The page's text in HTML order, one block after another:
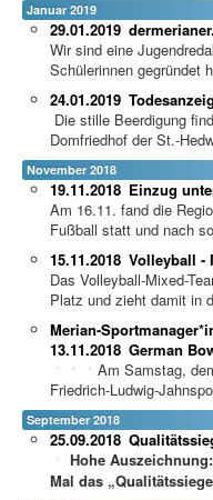
Januar 2019
29.01.2019
Wir sind eine
Schülerinnen gegründet
24.01.2019
Die stille Beerdigung
Domfriedhof der St.-
November 2018
Einzug
19.11.2018
Am 16.11. fand die
Fußball statt und nach
Volleyball -
15.11.2018
Das Volleyball-Mixed-
Platz und zieht damit in
Merian-
German
13.11.2018
Am Samstag,
Friedrich-Ludwig-
September 2018
25.09.2018
Hohe
Mal das